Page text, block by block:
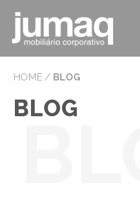
HOME / BLOG
BLOG